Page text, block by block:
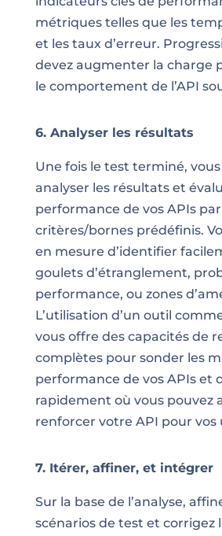
métriques telles que les
et les taux d’erreur.
devez augmenter la charge
le comportement de l’API
6. Analyser les résultats
Une fois le test terminé,
analyser les résultats et
performance de vos APIs
critères/bornes prédéfinis.
en mesure d’identifier
goulets d’étranglement,
performance, ou zones
L’utilisation d’un outil
vous offre des capacités de
complètes pour sonder les
performance de vos APIs et
rapidement où vous pouvez
renforcer votre API pour vos
7. Itérer, affiner, et intégrer
Sur la base de l’analyse,
scénarios de test et corrigez